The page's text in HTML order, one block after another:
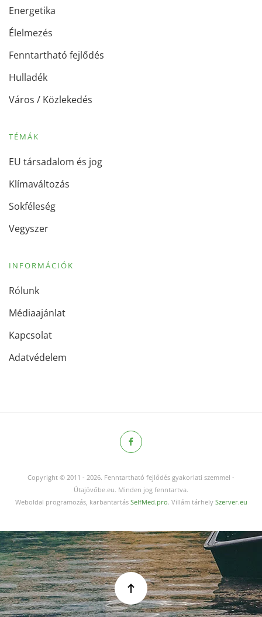
Energetika
Élelmezés
Fenntartható fejlődés
Hulladék
Város / Közlekedés
TÉMÁK
EU társadalom és jog
Klímaváltozás
Sokféleség
Vegyszer
INFORMÁCIÓK
Rólunk
Médiaajánlat
Kapcsolat
Adatvédelem
Copyright © 2011 - 2026. Fenntartható fejlődés gyakorlati szemmel -
Útajövőbe.eu. Minden jog fenntartva.
Weboldal programozás, karbantartás SelfMed.pro. Villám tárhely Szerver.eu